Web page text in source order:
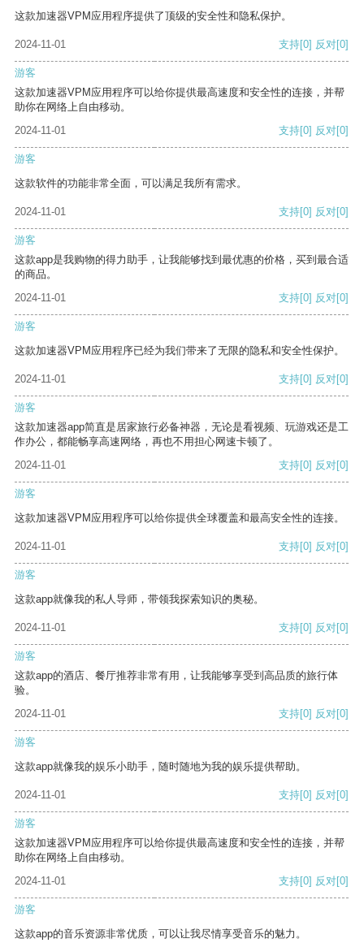
这款加速器VPM应用程序提供了顶级的安全性和隐私保护。
2024-11-01 支持[0] 反对[0]
游客
这款加速器VPM应用程序可以给你提供最高速度和安全性的连接，并帮
助你在网络上自由移动。
2024-11-01
支持[0] 反对[0]
游客
这款软件的功能非常全面，可以满足我所有需求。
2024-11-01 支持[0] 反对[0]
游客
这款app是我购物的得力助手，让我能够找到最优惠的价格，买到最合适
的商品。
2024-11-01
支持[0] 反对[0]
游客
这款加速器VPM应用程序已经为我们带来了无限的隐私和安全性保护。
2024-11-01 支持[0] 反对[0]
游客
这款加速器app简直是居家旅行必备神器，无论是看视频、玩游戏还是工
作办公，都能畅享高速网络，再也不用担心网速卡顿了。
2024-11-01
支持[0] 反对[0]
游客
这款加速器VPM应用程序可以给你提供全球覆盖和最高安全性的连接。
2024-11-01 支持[0] 反对[0]
游客
这款app就像我的私人导师，带领我探索知识的奥秘。
2024-11-01 支持[0] 反对[0]
游客
这款app的酒店、餐厅推荐非常有用，让我能够享受到高品质的旅行体
验。
2024-11-01
支持[0] 反对[0]
游客
这款app就像我的娱乐小助手，随时随地为我的娱乐提供帮助。
2024-11-01 支持[0] 反对[0]
游客
这款加速器VPM应用程序可以给你提供最高速度和安全性的连接，并帮
助你在网络上自由移动。
2024-11-01
支持[0] 反对[0]
游客
这款app的音乐资源非常优质，可以让我尽情享受音乐的魅力。